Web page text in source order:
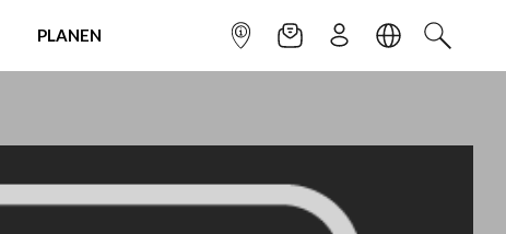
PLANEN INFOPUNKTNEWSLETTER
ANMELDENSPRACHESUCHEN